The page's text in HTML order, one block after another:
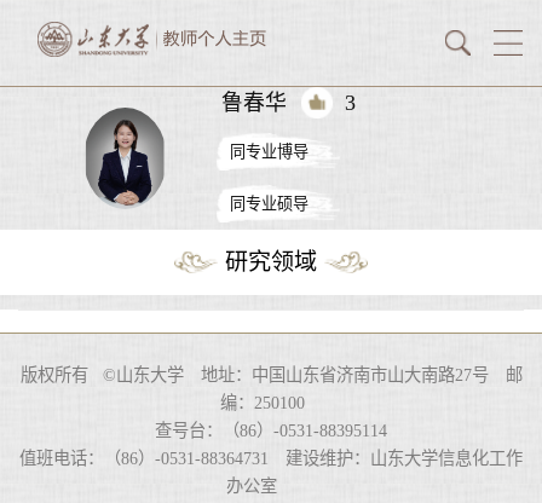
鲁春华 3
同专业博导
同专业硕导
研究领域
版权所有 ©山东大学 地址：中国山东省济南市山大南路27号 邮
编：250100
查号台：（86）-0531-88395114
值班电话：（86）-0531-88364731 建设维护：山东大学信息化工作
办公室